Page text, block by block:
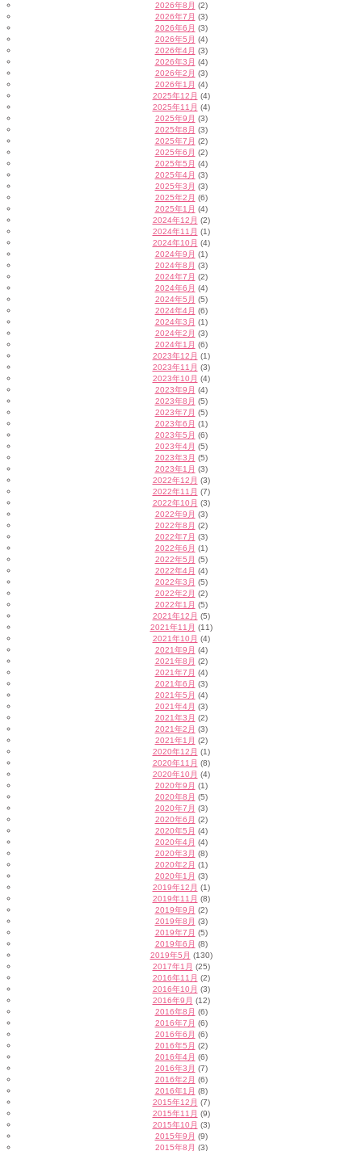
2026年8月 (2)
2026年7月 (3)
2026年6月 (3)
2026年5月 (4)
2026年4月 (3)
2026年3月 (4)
2026年2月 (3)
2026年1月 (4)
2025年12月 (4)
2025年11月 (4)
2025年9月 (3)
2025年8月 (3)
2025年7月 (2)
2025年6月 (2)
2025年5月 (4)
2025年4月 (3)
2025年3月 (3)
2025年2月 (6)
2025年1月 (4)
2024年12月 (2)
2024年11月 (1)
2024年10月 (4)
2024年9月 (1)
2024年8月 (3)
2024年7月 (2)
2024年6月 (4)
2024年5月 (5)
2024年4月 (6)
2024年3月 (1)
2024年2月 (3)
2024年1月 (6)
2023年12月 (1)
2023年11月 (3)
2023年10月 (4)
2023年9月 (4)
2023年8月 (5)
2023年7月 (5)
2023年6月 (1)
2023年5月 (6)
2023年4月 (5)
2023年3月 (5)
2023年1月 (3)
2022年12月 (3)
2022年11月 (7)
2022年10月 (3)
2022年9月 (3)
2022年8月 (2)
2022年7月 (3)
2022年6月 (1)
2022年5月 (5)
2022年4月 (4)
2022年3月 (5)
2022年2月 (2)
2022年1月 (5)
2021年12月 (5)
2021年11月 (11)
2021年10月 (4)
2021年9月 (4)
2021年8月 (2)
2021年7月 (4)
2021年6月 (3)
2021年5月 (4)
2021年4月 (3)
2021年3月 (2)
2021年2月 (3)
2021年1月 (2)
2020年12月 (1)
2020年11月 (8)
2020年10月 (4)
2020年9月 (1)
2020年8月 (5)
2020年7月 (3)
2020年6月 (2)
2020年5月 (4)
2020年4月 (4)
2020年3月 (8)
2020年2月 (1)
2020年1月 (3)
2019年12月 (1)
2019年11月 (8)
2019年9月 (2)
2019年8月 (3)
2019年7月 (5)
2019年6月 (8)
2019年5月 (130)
2017年1月 (25)
2016年11月 (2)
2016年10月 (3)
2016年9月 (12)
2016年8月 (6)
2016年7月 (6)
2016年6月 (6)
2016年5月 (2)
2016年4月 (6)
2016年3月 (7)
2016年2月 (6)
2016年1月 (8)
2015年12月 (7)
2015年11月 (9)
2015年10月 (3)
2015年9月 (9)
2015年8月 (3)